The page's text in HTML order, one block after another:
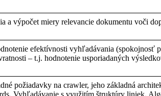
avýpočet miery relevancie dokumentu voči
efektívnosti vyhľadávania (spokojnosť
–t.j. hodnotenie usporiadaných
požiadavky na crawler,jeho základná